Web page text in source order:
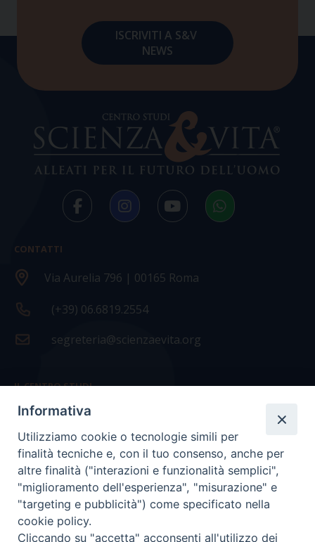
CONTATTI
Via Aurelia 796 | 00165 Roma
(+39) 06.6819.2554
segreteria@scienzaevita.org
IL CENTRO STUDI
La nostra storia
Statuto
Presidenza e ufficio presidenza
Consiglio scientifico
Coordinamento nazionale
Informativa
Utilizziamo cookie o tecnologie simili per
finalità tecniche e, con il tuo consenso, anche per
altre finalità ("interazioni e funzionalità semplici",
"miglioramento dell'esperienza", "misurazione" e
"targeting e pubblicità") come specificato nella
cookie policy.
Cliccando su "accetta" acconsenti all'utilizzo dei